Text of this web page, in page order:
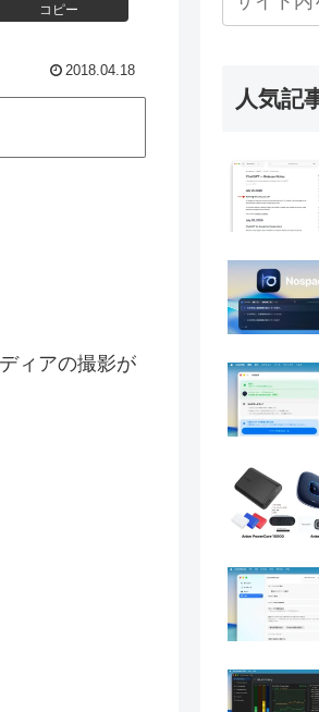
コピー
2018.04.18
ィアの撮影が
人気記